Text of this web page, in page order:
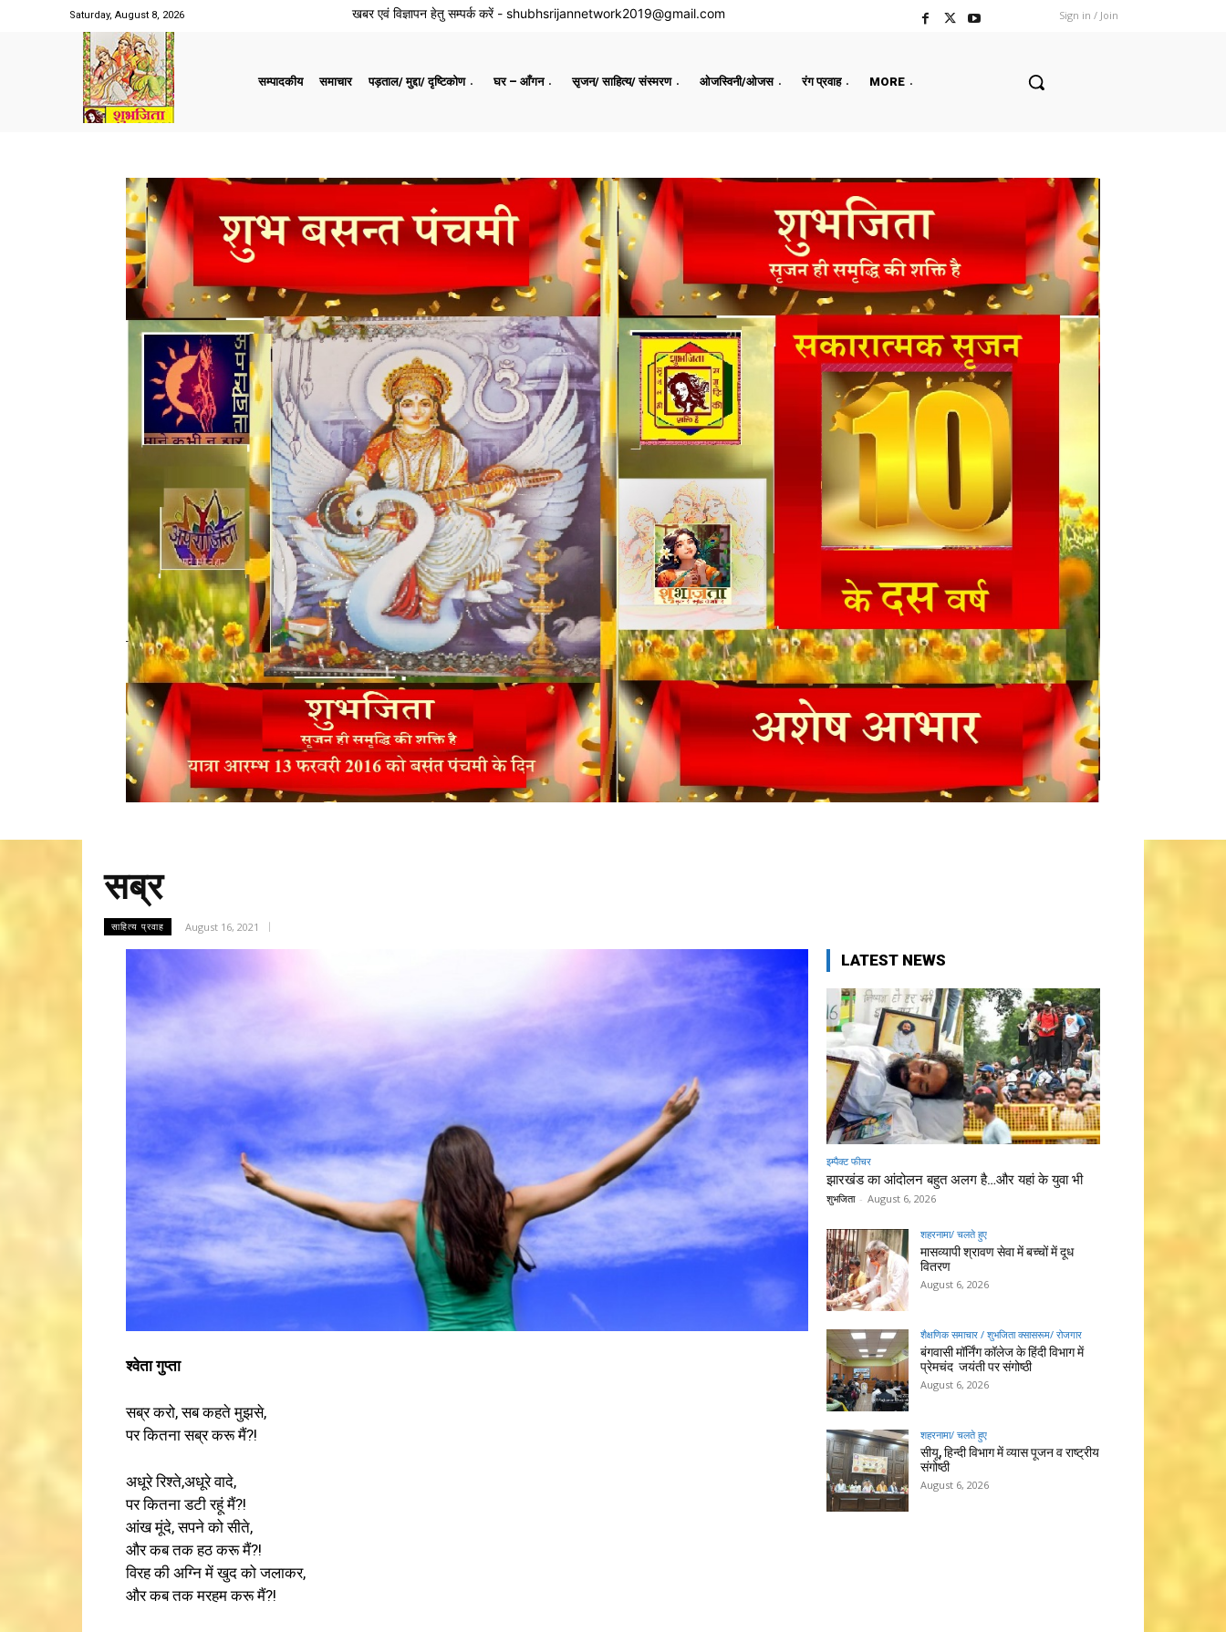
Saturday, August 8, 2026 खबर एवं विज्ञापन हेतु सम्पर्क करें - shubhsrijannetwork2019@gmail.com Sign in / Join
सम्पादकीय समाचार पड़ताल/ मुद्दा/ दृष्टिकोण घर – आँगन सृजन/ साहित्य/ संस्मरण ओजस्विनी/ओजस रंग प्रवाह MORE
सब्र
साहित्य प्रवाह August 16, 2021
श्वेता गुप्ता
सब्र करो, सब कहते मुझसे,
पर कितना सब्र करू मैं?!
अधूरे रिश्ते,अधूरे वादे,
पर कितना डटी रहूं मैं?!
आंख मूंदे, सपने को सीते,
और कब तक हठ करू मैं?!
विरह की अग्नि में खुद को जलाकर,
और कब तक मरहम करू मैं?!
LATEST NEWS
इम्पैक्ट फीचर
झारखंड का आंदोलन बहुत अलग है…और यहां के युवा भी
शुभजिता - August 6, 2026
शहरनामा/ चलते हुए
मासव्यापी श्रावण सेवा में बच्चों में दूध
वितरण
August 6, 2026
शैक्षणिक समाचार / शुभजिता क्सासरूम/ रोजगार
बंगवासी मॉर्निंग कॉलेज के हिंदी विभाग में
प्रेमचंद जयंती पर संगोष्ठी
August 6, 2026
शहरनामा/ चलते हुए
सीयू, हिन्दी विभाग में व्यास पूजन व राष्ट्रीय
संगोष्ठी
August 6, 2026